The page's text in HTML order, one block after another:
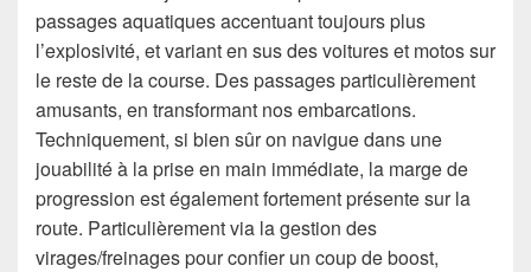
passages aquatiques accentuant toujours plus
l’explosivité, et variant en sus des voitures et motos sur
le reste de la course. Des passages particulièrement
amusants, en transformant nos embarcations.
Techniquement, si bien sûr on navigue dans une
jouabilité à la prise en main immédiate, la marge de
progression est également fortement présente sur la
route. Particulièrement via la gestion des
virages/freinages pour confier un coup de boost,